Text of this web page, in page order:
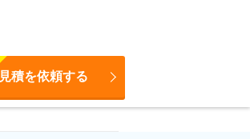
見積を依頼する